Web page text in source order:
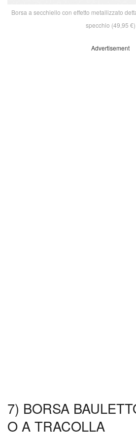
Borsa a secchiello con effetto metallizzato
specchio (49,95 €)
Advertisement
7) BORSA
O A TRACOLLA